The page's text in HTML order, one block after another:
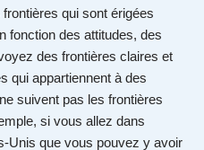
qui sont érigées
fonction des attitudes, des
des frontières claires et
qui appartiennent à des
suivent pas les frontières
si vous allez dans
Unis que vous pouvez y avoir